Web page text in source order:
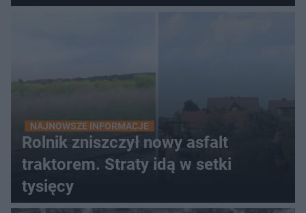
NAJNOWSZE INFORMACJE
Rolnik zniszczył nowy asfalt
traktorem. Straty idą w setki
tysięcy